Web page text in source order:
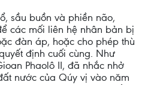
sầu buồn và phiền não,
các mối liên hệ nhân bản bị
đàn áp, hoặc cho phép thù
định cuối cùng. Như
Phaolô II, đã nhắc nhở
nước của Qúy vị vào năm